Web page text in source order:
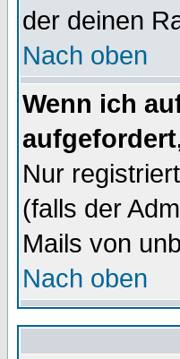
der deinen
Nach oben
Wenn ich
Nur
(falls der
Mails von
Nach oben